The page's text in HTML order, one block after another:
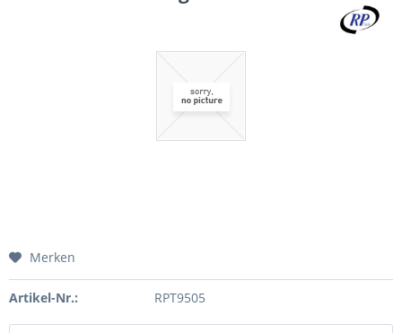
Merken
Artikel-Nr.: RPT9505